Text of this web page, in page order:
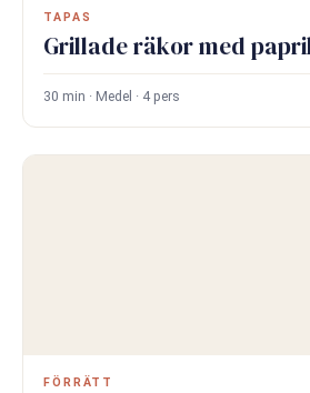
TAPAS
Grillade räkor med
30 min · Medel · 4 pers
FÖRRÄTT